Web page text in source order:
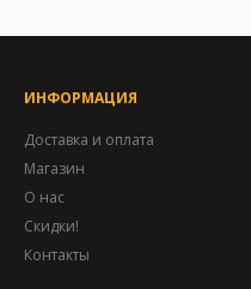
ИНФОРМАЦИЯ
Доставка и оплата
Магазин
О нас
Скидки!
Контакты